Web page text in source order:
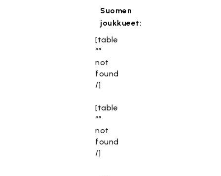
Suomen
joukkueet:
[table
“”
not
found
/]
[table
“”
not
found
/]